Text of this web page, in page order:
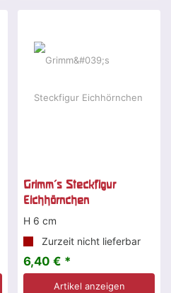
Grimm's Steckfigur
Eichhörnchen
H 6 cm
Zurzeit nicht lieferbar
6,40 € *
Artikel anzeigen